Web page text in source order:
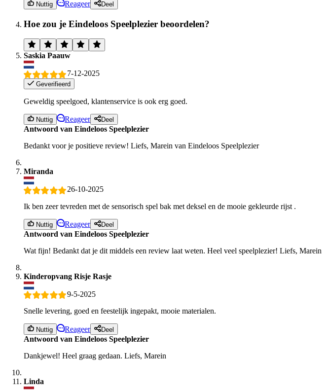
Nuttig Reageer Deel
Hoe zou je Eindeloos Speelplezier beoordelen?
Saskia Paauw
7-12-2025
Geverifieerd
Geweldig speelgoed, klantenservice is ook erg goed.
Nuttig Reageer Deel
Antwoord van Eindeloos Speelplezier
Bedankt voor je positieve review! Liefs, Marein van Eindeloos Speelplezier
Miranda
26-10-2025
Ik ben zeer tevreden met de sensorisch spel bak met deksel en de mooie gekleurde rijst .
Nuttig Reageer Deel
Antwoord van Eindeloos Speelplezier
Wat fijn! Bedankt dat je dit middels een review laat weten. Heel veel speelplezier! Liefs, Marein
Kinderopvang Risje Rasje
9-5-2025
Snelle levering, goed en feestelijk ingepakt, mooie materialen.
Nuttig Reageer Deel
Antwoord van Eindeloos Speelplezier
Dankjewel! Heel graag gedaan. Liefs, Marein
Linda